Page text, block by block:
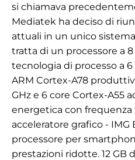
si chiamava
Mediatek ha deciso di
attuali in un unico
tratta di un processore a
tecnologia di processo a
ARM Cortex-A78
GHz e 6 core Cortex-A55
energetica con frequenza
acceleratore grafico - IMG
processore per
prestazioni ridotte. 12 GB